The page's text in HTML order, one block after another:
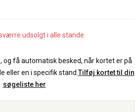
udsolgt i alle stande.
og få automatisk besked, når kortet er på
eller en i specifik stand.Tilføj kortet til din
søgeliste her